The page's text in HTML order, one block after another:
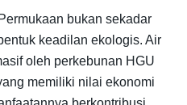
bukan sekadar
keadilan ekologis. Air
oleh perkebunan HGU
memiliki nilai ekonomi